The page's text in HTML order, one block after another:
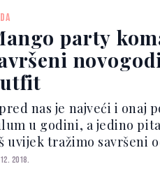
cijele protekle
se u raznim bojama i
party
nas je najveći i onaj
u godini, a jedino
uvijek tražimo savršeni
obući?. Od šljokica i
2018.